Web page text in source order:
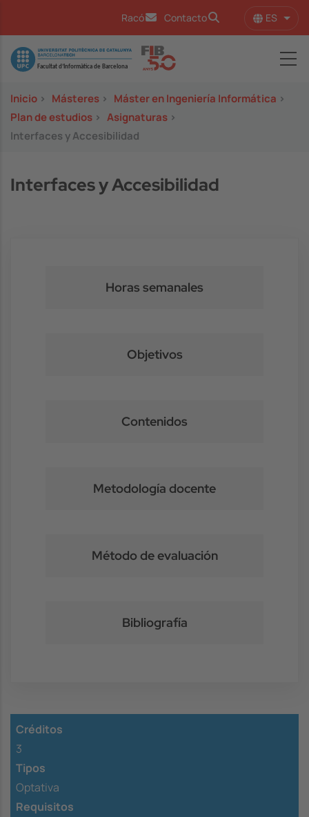
Racó Contacto ES
Image
Inicio > Másteres > Máster en Ingeniería Informática >
Plan de estudios > Asignaturas >
Interfaces y Accesibilidad
Interfaces y Accesibilidad
Horas semanales
Objetivos
Contenidos
Metodología docente
Método de evaluación
Bibliografía
Créditos
3
Tipos
Optativa
Requisitos